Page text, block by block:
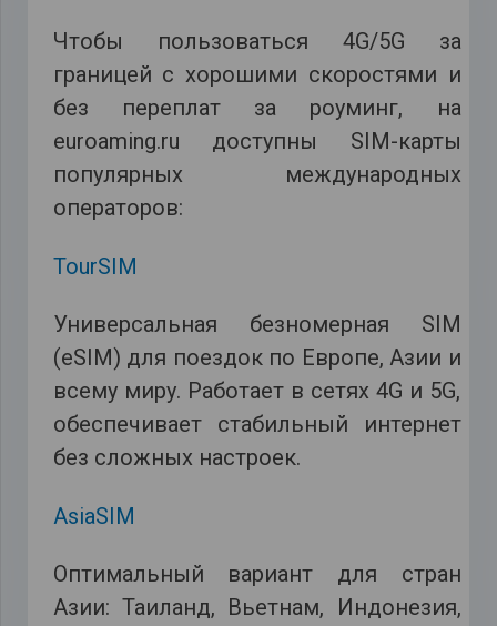
Чтобы пользоваться 4G/5G за
границей с хорошими скоростями и
без переплат за роуминг, на
euroaming.ru доступны SIM-карты
популярных международных
операторов:
TourSIM
Универсальная безномерная SIM
(eSIM) для поездок по Европе, Азии и
всему миру. Работает в сетях 4G и 5G,
обеспечивает стабильный интернет
без сложных настроек.
AsiaSIM
Оптимальный вариант для стран
Азии: Таиланд, Вьетнам, Индонезия,